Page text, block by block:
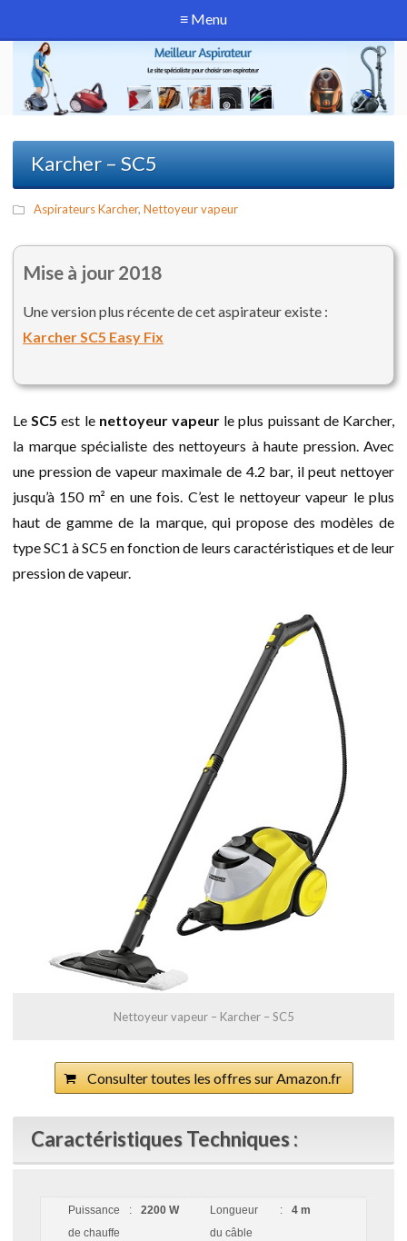
≡ Menu
Karcher – SC5
Aspirateurs Karcher, Nettoyeur vapeur
Mise à jour 2018
Une version plus récente de cet aspirateur existe :
Karcher SC5 Easy Fix
LeSC5 est le nettoyeur vapeur le plus puissant de Karcher,
la marque spécialiste des nettoyeurs à haute pression. Avec
une pression de vapeur maximale de 4.2 bar, il peut nettoyer
jusqu’à 150 m² en une fois. C’est le nettoyeur vapeur le plus
haut de gamme de la marque, qui propose des modèles de
type SC1 à SC5 en fonction de leurs caractéristiques et de leur
pression de vapeur.
Nettoyeur vapeur – Karcher – SC5
Consulter toutes les offres sur Amazon.fr
Caractéristiques Techniques :
Puissance
de chauffe
: 2200 W
Longueur
du câble
: 4 m